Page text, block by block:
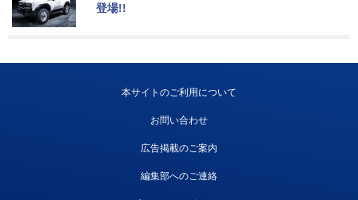
登場!!
本サイトのご利用について
お問い合わせ
広告掲載のご案内
編集部へのご連絡